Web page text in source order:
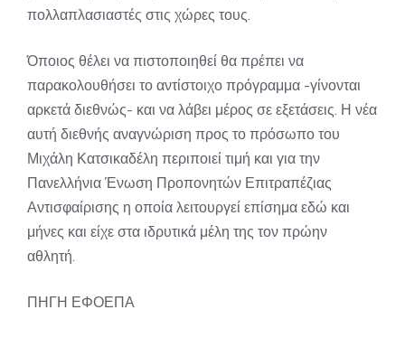
πολλαπλασιαστές στις χώρες τους.
Όποιος θέλει να πιστοποιηθεί θα πρέπει να
παρακολουθήσει το αντίστοιχο πρόγραμμα -γίνονται
αρκετά διεθνώς- και να λάβει μέρος σε εξετάσεις. Η νέα
αυτή διεθνής αναγνώριση προς το πρόσωπο του
Μιχάλη Κατσικαδέλη περιποιεί τιμή και για την
Πανελλήνια Ένωση Προπονητών Επιτραπέζιας
Αντισφαίρισης η οποία λειτουργεί επίσημα εδώ και
μήνες και είχε στα ιδρυτικά μέλη της τον πρώην
αθλητή.
ΠΗΓΗ ΕΦΟΕΠΑ